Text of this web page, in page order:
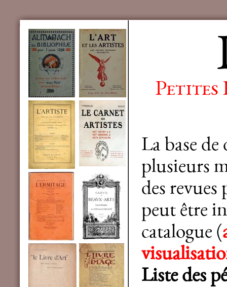
Petites
La base
plusieurs
des revues
peut être
catalogue (
Liste des